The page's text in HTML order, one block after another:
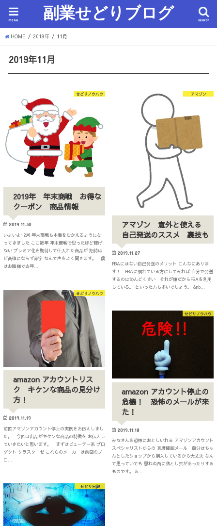
副業せどりブログ search
menu
HOME 2019年 11月
2019年11月
せどりノウハウ
2019年 年末商戦 お得な
クーポン 商品情報
2019.11.30
いよいよ12月 年末商戦も本番をむかえるようにな
ってきました ここ数年 年末商戦で思ったほど稼げ
ない プレミア化を期待して仕入れた商品が 期待ほ
ど高値にならず赤字 なんて声をよく聞きます。 僕
はお陰様で去年…
アマゾン
アマゾン 意外と使える
自己発送のススメ 裏技も
2019.11.27
FBAにはない自己発送のメリット こんなにありま
す！ FBAに慣れている方にしてみれば 自分で発送
するのはめんどくさい それが嫌だからFBAを利用
している。 といった方も多いでしょう。 &nb…
せどりノウハウ
amazon アカウントリス
ク キケンな商品の見分け
方！
2019.11.19
前回アマゾンアカウント停止の実例をお伝えしまし
た。 今回は出品がキケンな商品の特徴を お伝えし
ていきたいと思います。 まずはビューテー系 プロ
ダクト ケラスターゼ これらのメーカーは前回のブ
ロ…
せどりノウハウ
amazon アカウント停止の
危機！ 恐怖のメールが来
た！
2019.11.18
みなさんを恐怖におとしいれる アマゾンアカウント
スペシャリストからの 真贋確認メール 自分はちゃ
んとしたショップから購入しているから大丈夫 なん
て思っていても 思わぬ所に落とし穴があったりする
ものです。 &…
せどり日記